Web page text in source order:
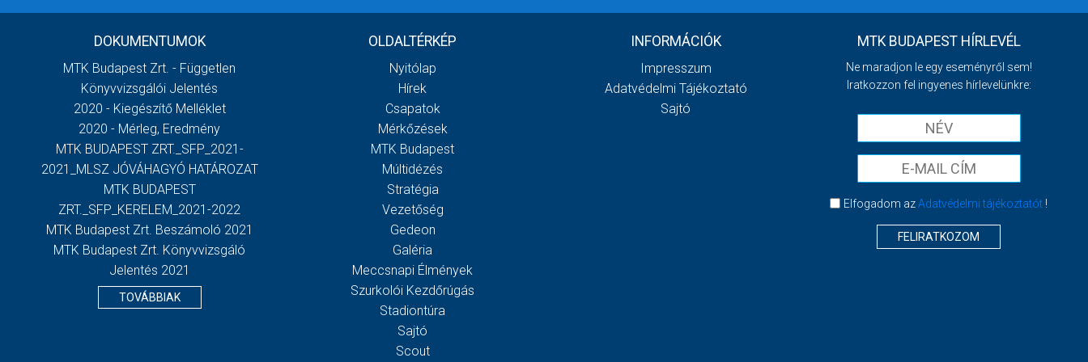
DOKUMENTUMOK
MTK Budapest Zrt. - Független
Könyvvizsgálói Jelentés
2020 - Kiegészítő Melléklet
2020 - Mérleg, Eredmény
MTK BUDAPEST ZRT._SFP_2021-
2021_MLSZ JÓVÁHAGYÓ HATÁROZAT
MTK BUDAPEST
ZRT._SFP_KERELEM_2021-2022
MTK Budapest Zrt. Beszámoló 2021
MTK Budapest Zrt. Könyvvizsgáló
Jelentés 2021
TOVÁBBIAK
OLDALTÉRKÉP
Nyitólap
Hírek
Csapatok
Mérkőzések
MTK Budapest
Múltidézés
Stratégia
Vezetőség
Gedeon
Galéria
Meccsnapi Élmények
Szurkolói Kezdőrúgás
Stadiontúra
Sajtó
Scout
INFORMÁCIÓK
Impresszum
Adatvédelmi Tájékoztató
Sajtó
MTK BUDAPEST HÍRLEVÉL
Ne maradjon le egy eseményről sem!
Iratkozzon fel ingyenes hírlevelünkre:
Elfogadom azAdatvédelmi tájékoztatót !
FELIRATKOZOM